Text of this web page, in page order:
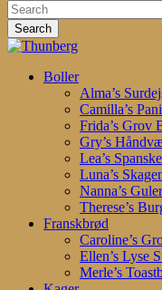
Search
Close
search
account
Menu
Boller
Alma’s
Camilla’s
Frida’s Grov
Gry’s
Lea’s
Luna’s
Nanna’s
Therese’s
Franskbrød
Caroline’s
Ellen’s Lyse
Merle’s